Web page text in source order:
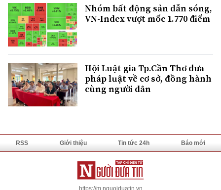
Nhóm bất động sản dẫn sóng,
VN-Index vượt mốc 1.770 điểm
Hội Luật gia Tp.Cần Thơ đưa
pháp luật về cơ sở, đồng hành
cùng người dân
RSS Giới thiệu Tin tức 24h Báo mới
https://m.nguoiduatin.vn